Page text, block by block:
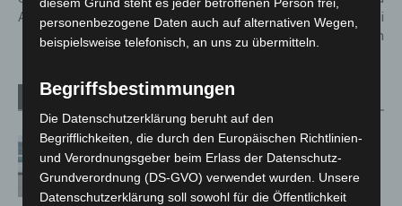
A7 Richtung Süden nach sich
zahlreichen Zugausfällen bei
metronom
Verwandte Artikel Mehr vom Autor
Niedersachsen: Feuerwehrkräfte
kehren nach Waldbrandeinsatz aus
Spanien zurück
diesem Grund steht es jeder betroffenen Person frei,
personenbezogene Daten auch auf alternativen Wegen,
beispielsweise telefonisch, an uns zu übermitteln.
Begriffsbestimmungen
Die Datenschutzerklärung beruht auf den
Begrifflichkeiten, die durch den Europäischen Richtlinien-
und Verordnungsgeber beim Erlass der Datenschutz-
Grundverordnung (DS-GVO) verwendet wurden. Unsere
Datenschutzerklärung soll sowohl für die Öffentlichkeit